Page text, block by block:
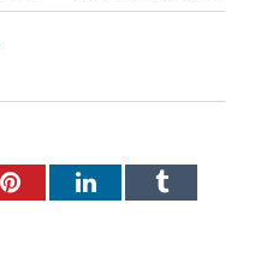
PinterestLinkedInTumblr